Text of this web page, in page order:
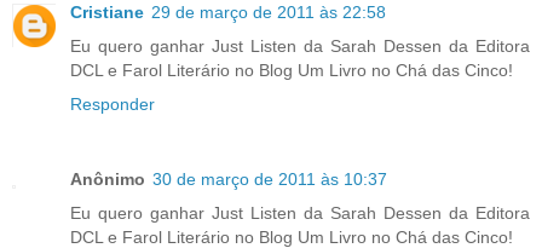
Cristiane 29 de março de 2011 às 22:58
Eu quero ganhar Just Listen da Sarah Dessen da Editora
DCL e Farol Literário no Blog Um Livro no Chá das Cinco!
Responder
Anônimo 30 de março de 2011 às 10:37
Eu quero ganhar Just Listen da Sarah Dessen da Editora
DCL e Farol Literário no Blog Um Livro no Chá das Cinco!